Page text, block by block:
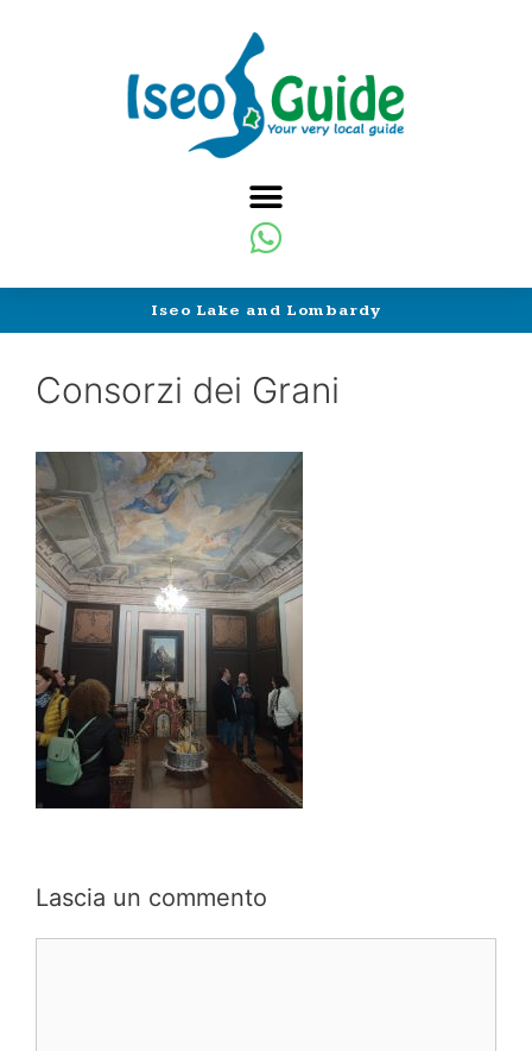
Iseo Lake and Lombardy
Consorzi dei Grani
Lascia un commento